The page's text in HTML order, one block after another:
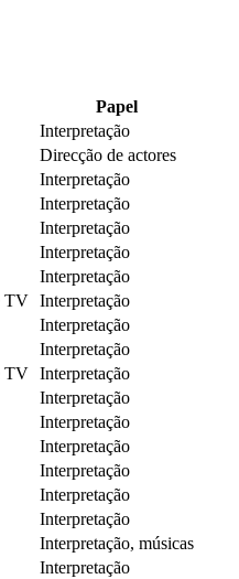
Papel
Interpretação
Direcção de actores
Interpretação
Interpretação
Interpretação
Interpretação
Interpretação
TV Interpretação
Interpretação
Interpretação
TV Interpretação
Interpretação
Interpretação
Interpretação
Interpretação
Interpretação
Interpretação
Interpretação, músicas
Interpretação